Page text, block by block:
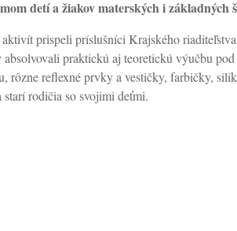
detí a žiakov materských i základných
prispeli príslušníci Krajského
absolvovali praktickú aj teoretickú výučbu
rôzne reflexné prvky a vestičky, farbičky,
rodičia so svojimi deťmi.